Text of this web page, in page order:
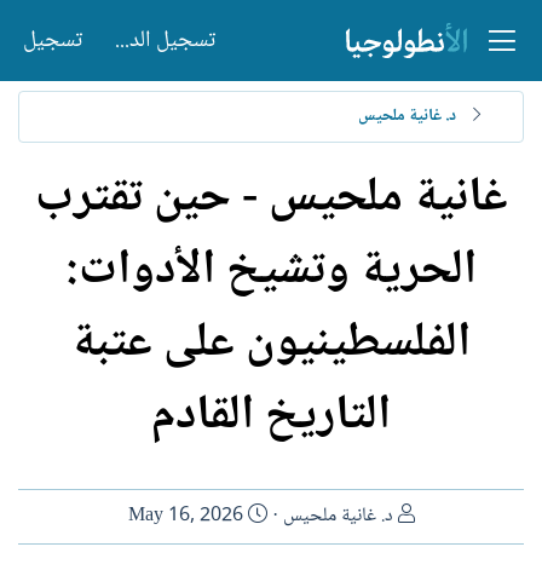
تسجيل الدخول تسجيل
د. غانية ملحيس
غانية ملحيس - حين تقترب
الحرية وتشيخ الأدوات:
الفلسطينيون على عتبة
التاريخ القادم
ا
ل
د. غانية ملحيس
ت
ا
May 16, 2026